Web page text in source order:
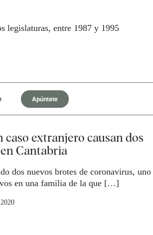
legislaturas, entre 1987 y 1995
Apúntate
caso extranjero causan dos
Cantabria
dos nuevos brotes de coronavirus, uno
en una familia de la que […]